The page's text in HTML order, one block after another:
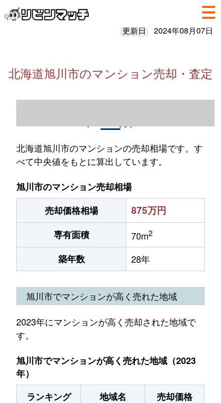
更新日 2024年08月07日
北海道旭川市のマンション売却・査定
北海道旭川市のマンション売却情報（2023
北海道旭川市のマンションの売却相場です。す
べて中央値をもとに算出しています。
旭川市のマンション売却相場
売却価格相場
875万円
専有面積 70m2
築年数 28年
旭川市でマンションが高く売れた地域
2023年にマンションが高く売却された地域で
す。
旭川市でマンションが高く売れた地域（2023
年）
ランキング
地域名
売却価格